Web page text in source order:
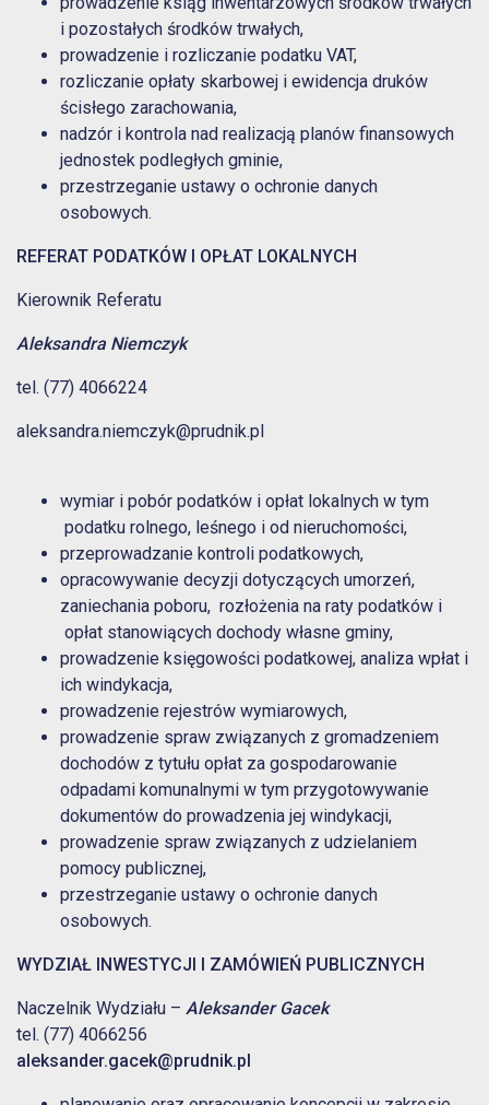
i pozostałych środków trwałych,
prowadzenie i rozliczanie podatku VAT,
rozliczanie opłaty skarbowej i ewidencja druków
ścisłego zarachowania,
nadzór i kontrola nad realizacją planów finansowych
jednostek podległych gminie,
przestrzeganie ustawy o ochronie danych
osobowych.
REFERAT PODATKÓW I OPŁAT LOKALNYCH
Kierownik Referatu
Aleksandra Niemczyk
tel. (77) 4066224
aleksandra.niemczyk@prudnik.pl
wymiar i pobór podatków i opłat lokalnych w tym
podatku rolnego, leśnego i od nieruchomości,
przeprowadzanie kontroli podatkowych,
opracowywanie decyzji dotyczących umorzeń,
zaniechania poboru, rozłożenia na raty podatków i
opłat stanowiących dochody własne gminy,
prowadzenie księgowości podatkowej, analiza wpłat i
ich windykacja,
prowadzenie rejestrów wymiarowych,
prowadzenie spraw związanych z gromadzeniem
dochodów z tytułu opłat za gospodarowanie
odpadami komunalnymi w tym przygotowywanie
dokumentów do prowadzenia jej windykacji,
prowadzenie spraw związanych z udzielaniem
pomocy publicznej,
przestrzeganie ustawy o ochronie danych
osobowych.
WYDZIAŁ INWESTYCJI I ZAMÓWIEŃ PUBLICZNYCH
Naczelnik Wydziału – Aleksander Gacek
tel. (77) 4066256
aleksander.gacek@prudnik.pl